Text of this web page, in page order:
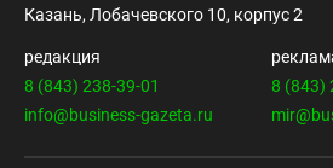
Казань, Лобачевского 10, корпус 2
редакция
8 (843) 238-39-01
info@business-gazeta.ru
8 (843)